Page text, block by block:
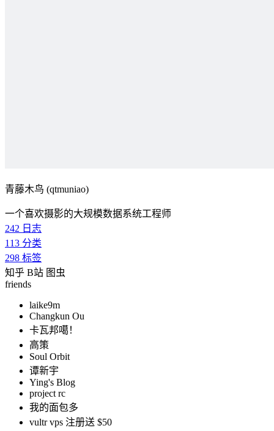
青藤木鸟 (qtmuniao)
一个喜欢摄影的大规模数据系统工程师
242 日志
113 分类
298 标签
知乎 B站 图虫
friends
laike9m
Changkun Ou
卡瓦邦噶！
高策
Soul Orbit
谭新宇
Ying's Blog
project rc
我的面包多
vultr vps 注册送 $50